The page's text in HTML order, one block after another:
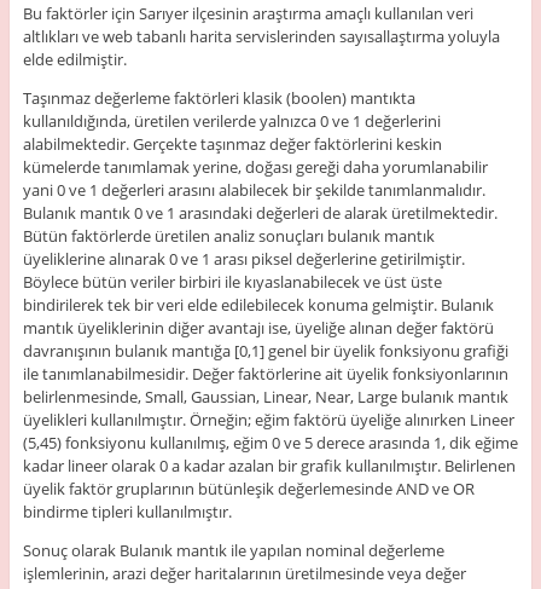
Bu faktörler için Sarıyer ilçesinin araştırma amaçlı kullanılan veri
altlıkları ve web tabanlı harita servislerinden sayısallaştırma yoluyla
elde edilmiştir.
Taşınmaz değerleme faktörleri klasik (boolen) mantıkta
kullanıldığında, üretilen verilerde yalnızca 0 ve 1 değerlerini
alabilmektedir. Gerçekte taşınmaz değer faktörlerini keskin
kümelerde tanımlamak yerine, doğası gereği daha yorumlanabilir
yani 0 ve 1 değerleri arasını alabilecek bir şekilde tanımlanmalıdır.
Bulanık mantık 0 ve 1 arasındaki değerleri de alarak üretilmektedir.
Bütün faktörlerde üretilen analiz sonuçları bulanık mantık
üyeliklerine alınarak 0 ve 1 arası piksel değerlerine getirilmiştir.
Böylece bütün veriler birbiri ile kıyaslanabilecek ve üst üste
bindirilerek tek bir veri elde edilebilecek konuma gelmiştir. Bulanık
mantık üyeliklerinin diğer avantajı ise, üyeliğe alınan değer faktörü
davranışının bulanık mantığa [0,1] genel bir üyelik fonksiyonu grafiği
ile tanımlanabilmesidir. Değer faktörlerine ait üyelik fonksiyonlarının
belirlenmesinde, Small, Gaussian, Linear, Near, Large bulanık mantık
üyelikleri kullanılmıştır. Örneğin; eğim faktörü üyeliğe alınırken Lineer
(5,45) fonksiyonu kullanılmış, eğim 0 ve 5 derece arasında 1, dik eğime
kadar lineer olarak 0 a kadar azalan bir grafik kullanılmıştır. Belirlenen
üyelik faktör gruplarının bütünleşik değerlemesinde AND ve OR
bindirme tipleri kullanılmıştır.
Sonuç olarak Bulanık mantık ile yapılan nominal değerleme
işlemlerinin, arazi değer haritalarının üretilmesinde veya değer